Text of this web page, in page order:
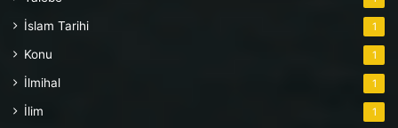
İslam Tarihi 1
Konu 1
İlmihal 1
İlim 1